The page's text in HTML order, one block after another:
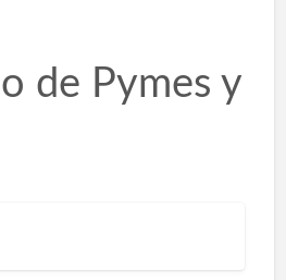
de Pymes y